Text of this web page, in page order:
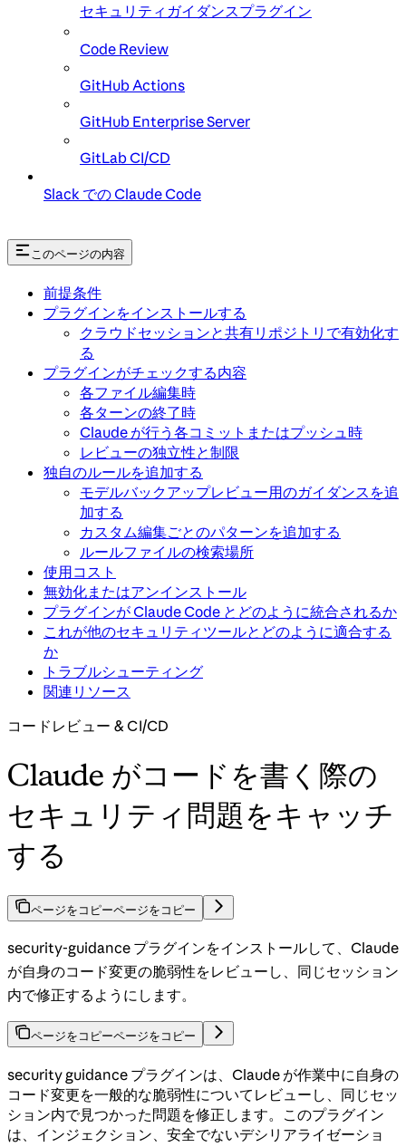
セキュリティガイダンスプラグイン
Code Review
GitHub Actions
GitHub Enterprise Server
GitLab CI/CD
Slack での Claude Code
このページの内容
前提条件
プラグインをインストールする
クラウドセッションと共有リポジトリで有効化す
る
プラグインがチェックする内容
各ファイル編集時
各ターンの終了時
Claude が行う各コミットまたはプッシュ時
レビューの独立性と制限
独自のルールを追加する
モデルバックアップレビュー用のガイダンスを追
加する
カスタム編集ごとのパターンを追加する
ルールファイルの検索場所
使用コスト
無効化またはアンインストール
プラグインが Claude Code とどのように統合されるか
これが他のセキュリティツールとどのように適合する
か
トラブルシューティング
関連リソース
コードレビュー & CI/CD
Claude がコードを書く際の
セキュリティ問題をキャッチ
する
ページをコピーページをコピー
security-guidance プラグインをインストールして、Claude
が自身のコード変更の脆弱性をレビューし、同じセッション
内で修正するようにします。
ページをコピーページをコピー
security guidance プラグインは、Claude が作業中に自身の
コード変更を一般的な脆弱性についてレビューし、同じセッ
ション内で見つかった問題を修正します。このプラグイン
は、インジェクション、安全でないデシリアライゼーショ